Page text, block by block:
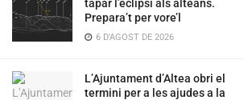
tapar l’eclipsi als alteans.
Prepara’t per vore’l
6 D'AGOST DE 2026
L’Ajuntament d’Altea obri el
termini per a les ajudes a la